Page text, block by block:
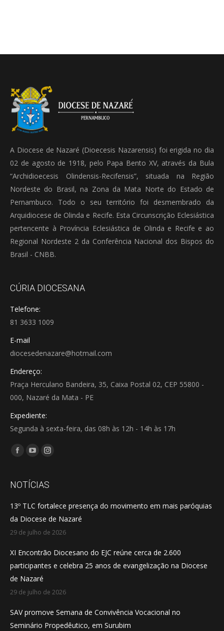
A Diocese de Nazaré (Dioecesis Nazarensis) foi erigida no dia
02 de agosto de 1918, pelo Papa Bento XV, através da Bula
“Archidioecesis Olindensis-Recifensis”, situada na Região
Nordeste do Brasil, na Zona da Mata Norte do Estado de
Pernambuco. Todo o seu território foi desmembrado da
Arquidiocese de Olinda e Recife. Esta Circunscrição Eclesiástica
pertencente à Província Eclesiástica de Olinda e Recife e ao
Regional Nordeste 2 da Conferência Nacional dos Bispos do
Brasil - CNBB.
CÚRIA DIOCESANA
Telefone:
81 3633 1009
E-mail
diocesedenazare@hotmail.com
Endereço:
Praça Herculano Bandeira, 35, Caixa Postal 02, CEP 55800 -
000, Nazaré da Mata - PE
Expediente:
Segunda à sexta-feira, das 08h às 12h - 14h às 17h
Encontre-nos em:
Facebook
opens
new
window
YouTube
opens
new
window
Instagram
opens
new
window
NOTÍCIAS
13º TLC fortalece presença do movimento em mais paróquias
da Diocese de Nazaré
29 de julho de 2026
XI Encontrão Diocesano do EJC reúne cerca de 2.600
participantes e celebra 25 anos de evangelização na Diocese
de Nazaré
29 de julho de 2026
SAV promove Semana de Convivência Vocacional no
Seminário Propedêutico, em Surubim